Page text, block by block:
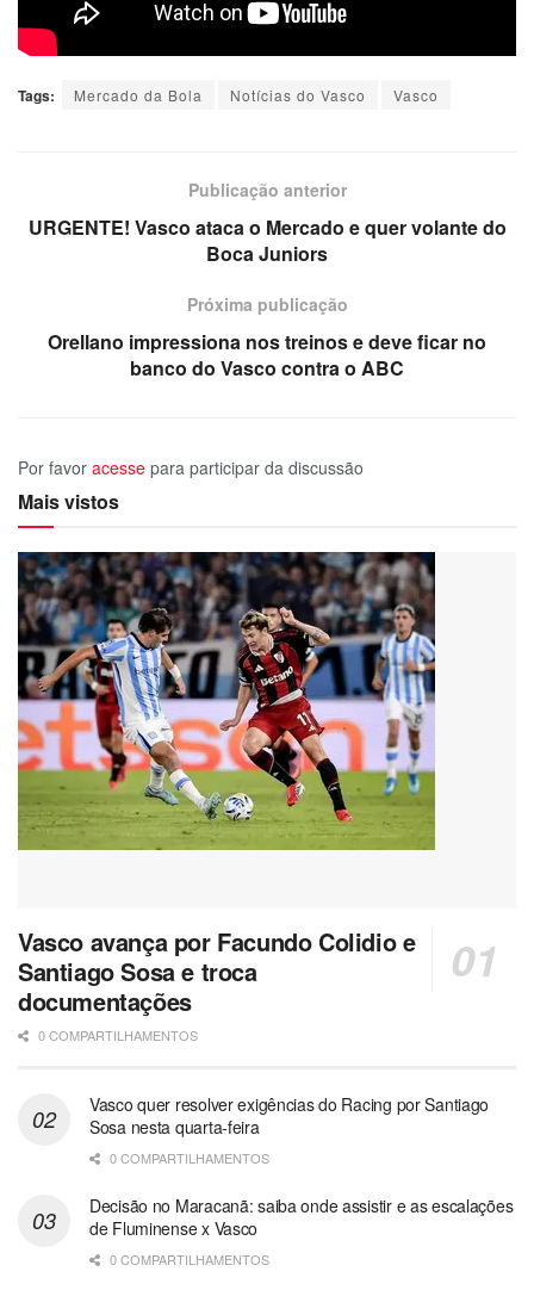
Tags: Mercado da Bola Notícias do Vasco Vasco
Publicação anterior
URGENTE! Vasco ataca o Mercado e quer volante do
Boca Juniors
Próxima publicação
Orellano impressiona nos treinos e deve ficar no
banco do Vasco contra o ABC
Por favor acesse para participar da discussão
Mais vistos
Vasco avança por Facundo Colidio e
Santiago Sosa e troca
documentações
0 COMPARTILHAMENTOS
Vasco quer resolver exigências do Racing por Santiago
Sosa nesta quarta-feira
0 COMPARTILHAMENTOS
Decisão no Maracanã: saiba onde assistir e as escalações
de Fluminense x Vasco
0 COMPARTILHAMENTOS